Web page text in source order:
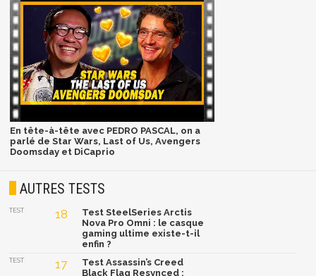
En tête-à-tête avec PEDRO PASCAL, on a
parlé de Star Wars, Last of Us, Avengers
Doomsday et DiCaprio
AUTRES TESTS
TEST 18
Test SteelSeries Arctis
Nova Pro Omni : le casque
gaming ultime existe-t-il
enfin ?
TEST 17
Test Assassin’s Creed
Black Flag Resynced :